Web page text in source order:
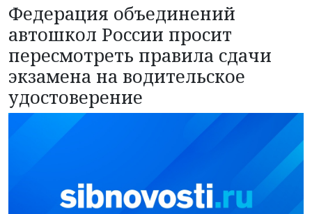
Федерация объединений
автошкол России просит
пересмотреть правила сдачи
экзамена на водительское
удостоверение